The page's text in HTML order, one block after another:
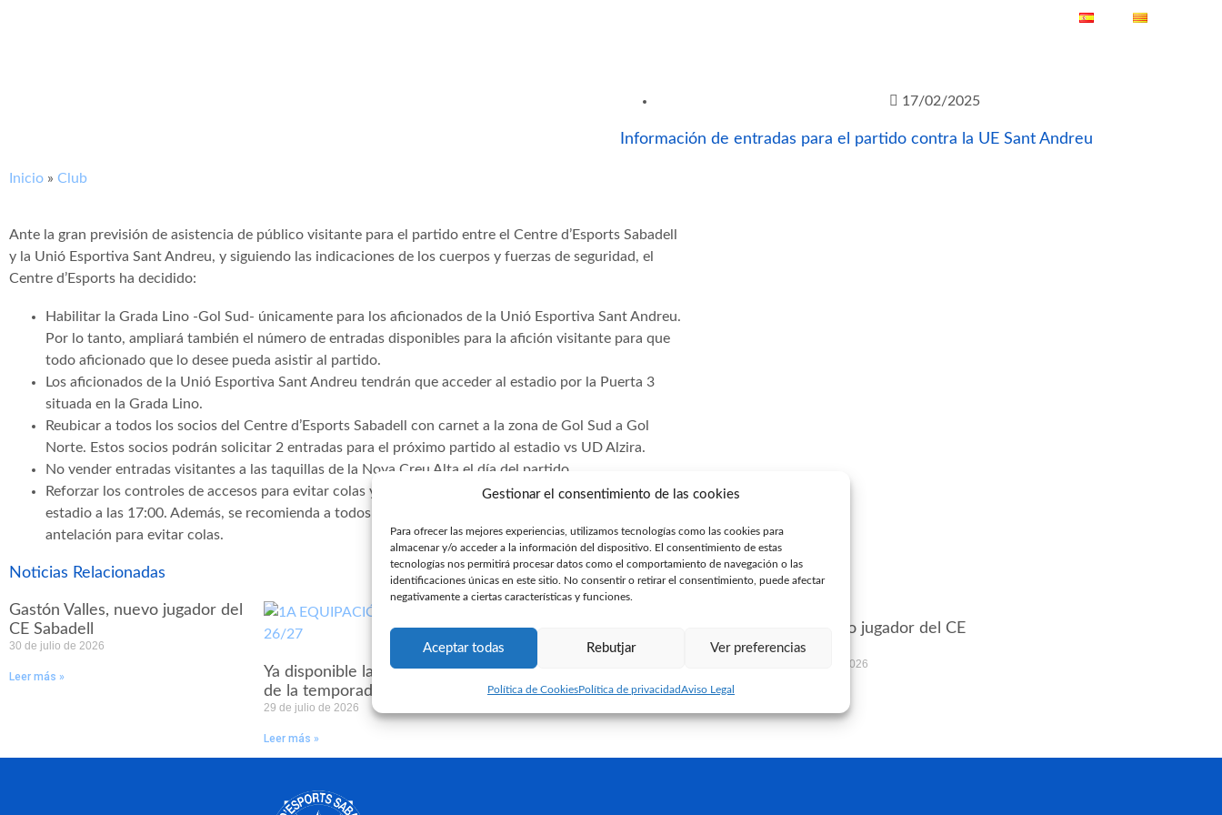
Gestionar el consentimiento de las cookies
Para ofrecer las mejores experiencias, utilizamos tecnologías como las cookies para
almacenar y/o acceder a la información del dispositivo. El consentimiento de estas
tecnologías nos permitirá procesar datos como el comportamiento de navegación o las
identificaciones únicas en este sitio. No consentir o retirar el consentimiento, puede afectar
negativamente a ciertas características y funciones.
Aceptar todas Rebutjar Ver preferencias
Política de CookiesPolítica de privacidadAviso Legal
17/02/2025
Información de entradas para el partido contra la UE Sant Andreu
Inicio » Club
Ante la gran previsión de asistencia de público visitante para el partido entre el Centre d’Esports Sabadell
y la Unió Esportiva Sant Andreu, y siguiendo las indicaciones de los cuerpos y fuerzas de seguridad, el
Centre d’Esports ha decidido:
Habilitar la Grada Lino -Gol Sud- únicamente para los aficionados de la Unió Esportiva Sant Andreu.
Por lo tanto, ampliará también el número de entradas disponibles para la afición visitante para que
todo aficionado que lo desee pueda asistir al partido.
Los aficionados de la Unió Esportiva Sant Andreu tendrán que acceder al estadio por la Puerta 3
situada en la Grada Lino.
Reubicar a todos los socios del Centre d’Esports Sabadell con carnet a la zona de Gol Sud a Gol
Norte. Estos socios podrán solicitar 2 entradas para el próximo partido al estadio vs UD Alzira.
No vender entradas visitantes a las taquillas de la Nova Creu Alta el día del partido.
Reforzar los controles de accesos para evitar colas y problemas y abrir las puertas de acceso al
estadio a las 17:00. Además, se recomienda a todos los asistentes al partido que puedan llegar con
antelación para evitar colas.
Noticias Relacionadas
Gastón Valles, nuevo jugador del
CE Sabadell
30 de julio de 2026
Leer más »
Ya disponible la primera equipación
de la temporada 26/27
29 de julio de 2026
Leer más »
Xavi Moreno, nuevo jugador del
CE Sabadell
29 de julio de 2026
Leer más »
Pipa, nuevo jugador del CE
Sabadell
24 de julio de 2026